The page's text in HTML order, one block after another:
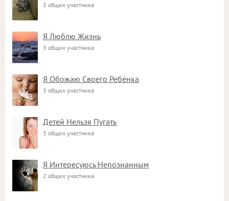
3 общих участника
Я Люблю Жизнь
3 общих участника
Я Обожаю Своего Ребёнка
3 общих участника
Детей Нельзя Пугать
3 общих участника
Я Интересуюсь Непознанным
2 общих участника